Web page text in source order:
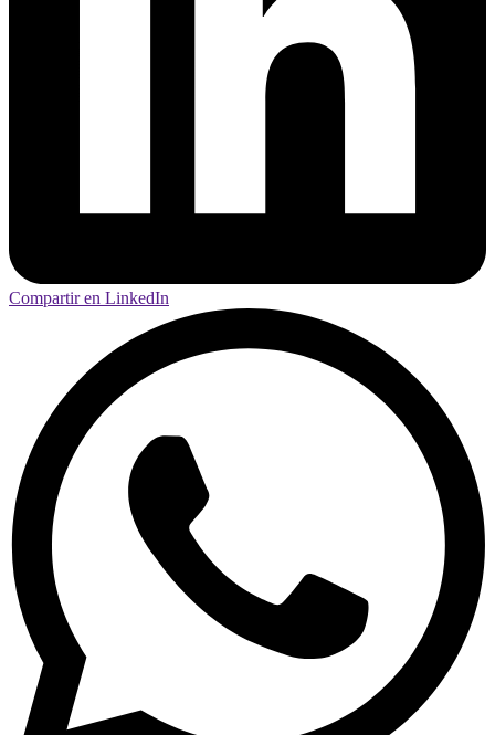
Compartir en LinkedIn